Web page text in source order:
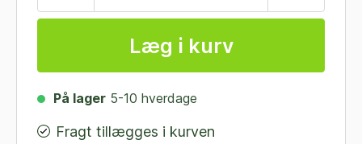
Læg i kurv
På lager 5-10 hverdage
Fragt tillægges i kurven